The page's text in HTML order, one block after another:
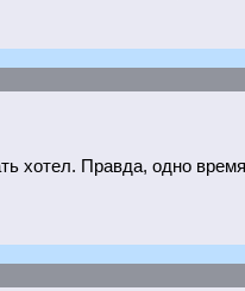
хотел. Правда, одно